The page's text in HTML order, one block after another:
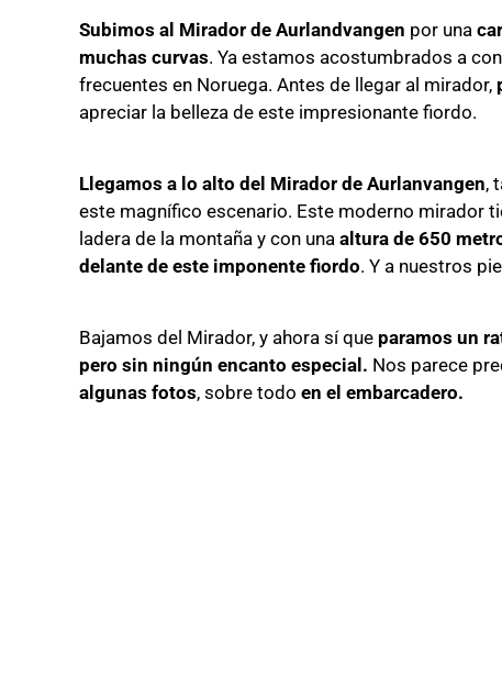
Subimos al Mirador de Aurlandvangen por una
muchas curvas. Ya estamos acostumbrados a
frecuentes en Noruega. Antes de llegar al mirador,
apreciar la belleza de este impresionante fiordo.
Llegamos a lo alto del Mirador de Aurlanvangen,
este magnífico escenario. Este moderno mirador
ladera de la montaña y con una altura de 650
delante de este imponente fiordo. Y a nuestros
Bajamos del Mirador, y ahora sí que paramos un
pero sin ningún encanto especial. Nos parece
algunas fotos, sobre todo en el embarcadero.